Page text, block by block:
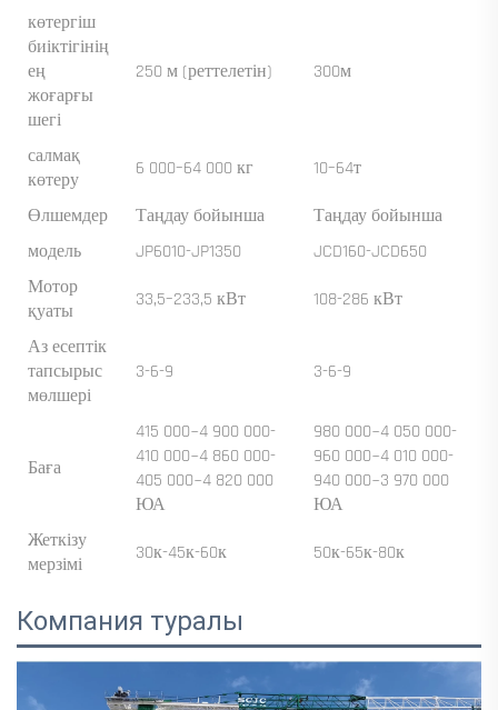
көтергіш
биіктігінің
ең
жоғарғы
шегі
250 м (реттелетін) 300м
салмақ
көтеру
6 000–64 000 кг 10–64т
Өлшемдер Таңдау бойынша
Таңдау бойынша
модель
JP6010-JP1350
JCD160-JCD650
Мотор
қуаты
33,5–233,5 кВт 108-286 кВт
Аз есептік
тапсырыс
мөлшері
3-6-9 3-6-9
Баға
415 000~4 900 000-
410 000~4 860 000-
405 000~4 820 000
ЮА
980 000~4 050 000-
960 000~4 010 000-
940 000~3 970 000
ЮА
Жеткізу
мерзімі
30к-45к-60к 50к-65к-80к
Компания туралы